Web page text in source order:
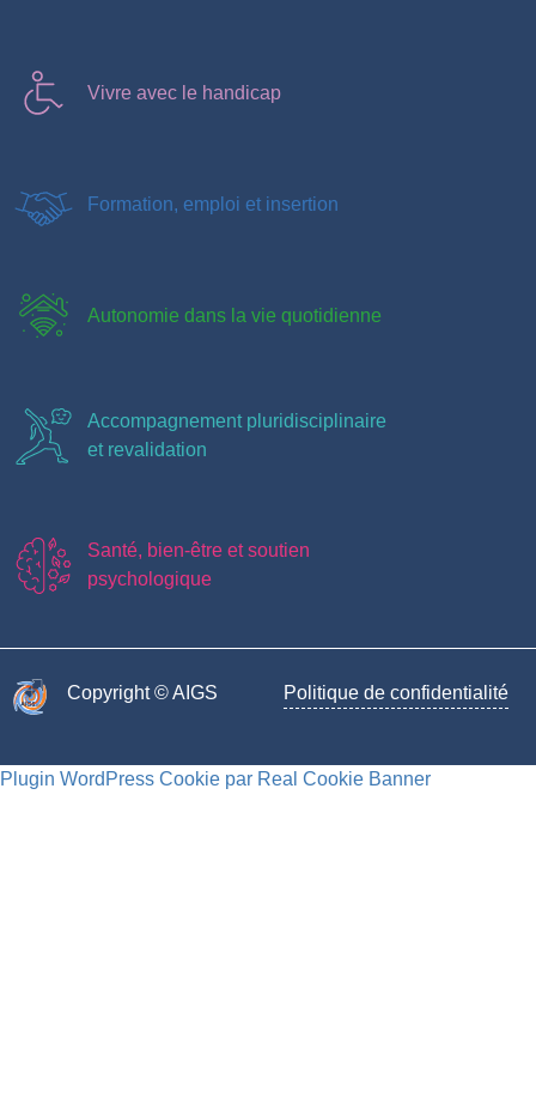
Vivre avec le handicap
Formation, emploi et insertion
Autonomie dans la vie quotidienne
Accompagnement pluridisciplinaire
et revalidation
Santé, bien-être et soutien
psychologique
Copyright © AIGS​ Politique de confidentialité
Plugin WordPress Cookie par Real Cookie Banner